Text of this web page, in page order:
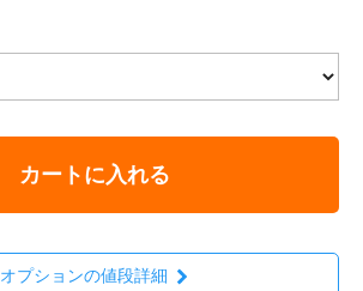
カートに入れる
オプションの値段詳細